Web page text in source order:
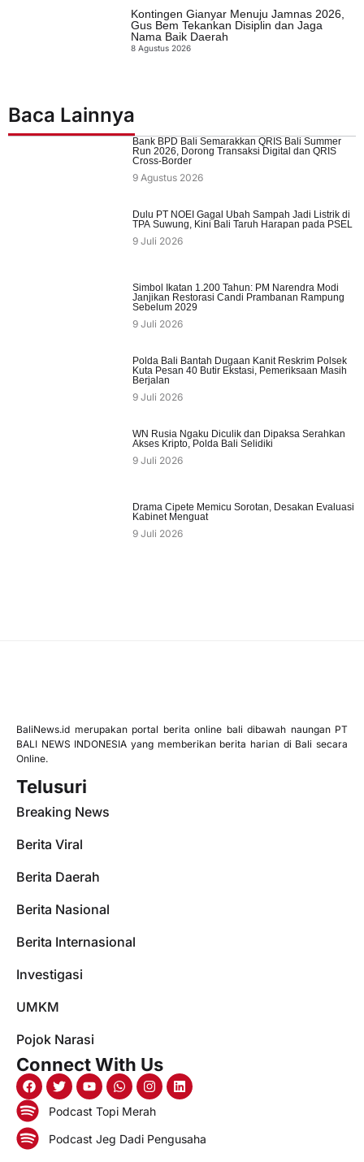
Kontingen Gianyar Menuju Jamnas 2026,
Gus Bem Tekankan Disiplin dan Jaga
Nama Baik Daerah
8 Agustus 2026
Baca Lainnya
Bank BPD Bali Semarakkan QRIS Bali Summer
Run 2026, Dorong Transaksi Digital dan QRIS
Cross-Border
9 Agustus 2026
Dulu PT NOEI Gagal Ubah Sampah Jadi Listrik di
TPA Suwung, Kini Bali Taruh Harapan pada PSEL
9 Juli 2026
Simbol Ikatan 1.200 Tahun: PM Narendra Modi
Janjikan Restorasi Candi Prambanan Rampung
Sebelum 2029
9 Juli 2026
Polda Bali Bantah Dugaan Kanit Reskrim Polsek
Kuta Pesan 40 Butir Ekstasi, Pemeriksaan Masih
Berjalan
9 Juli 2026
WN Rusia Ngaku Diculik dan Dipaksa Serahkan
Akses Kripto, Polda Bali Selidiki
9 Juli 2026
Drama Cipete Memicu Sorotan, Desakan Evaluasi
Kabinet Menguat
9 Juli 2026
BaliNews.id merupakan portal berita online bali dibawah naungan PT
BALI NEWS INDONESIA yang memberikan berita harian di Bali secara
Online.
Telusuri
Breaking News
Berita Viral
Berita Daerah
Berita Nasional
Berita Internasional
Investigasi
UMKM
Pojok Narasi
Connect With Us
Podcast Topi Merah
Podcast Jeg Dadi Pengusaha